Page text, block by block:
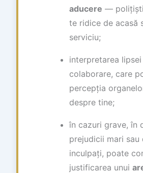
aducere —
te ridice de acasă
serviciu;
interpretarea
colaborare, care
percepția
despre tine;
în cazuri grave, în
prejudicii mari sau
inculpați, poate
justificarea unui